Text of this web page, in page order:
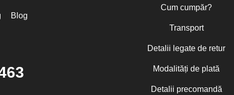
Blog
Cum cumpăr?
Transport
Detalii legate de retur
Modalități de plată
Detalii precomandă